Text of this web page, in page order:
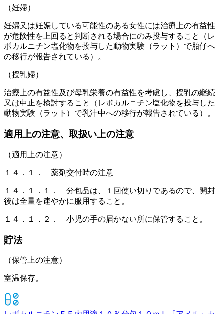
（妊婦）
妊婦又は妊娠している可能性のある女性には治療上の有益性
が危険性を上回ると判断される場合にのみ投与すること（レ
ボカルニチン塩化物を投与した動物実験（ラット）で胎仔へ
の移行が報告されている）。
（授乳婦）
治療上の有益性及び母乳栄養の有益性を考慮し、授乳の継続
又は中止を検討すること（レボカルニチン塩化物を投与した
動物実験（ラット）で乳汁中への移行が報告されている）。
適用上の注意、取扱い上の注意
（適用上の注意）
１４．１． 薬剤交付時の注意
１４．１．１． 分包品は、１回使い切りであるので、開封
後は全量を速やかに服用すること。
１４．１．２． 小児の手の届かない所に保管すること。
貯法
（保管上の注意）
室温保存。